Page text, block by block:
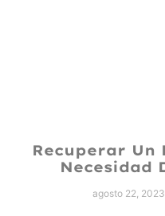
Recuperar Un
Necesidad
agosto 22, 2023